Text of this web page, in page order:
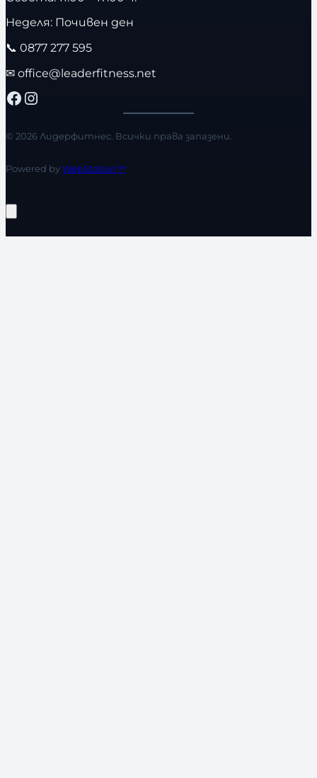
Неделя: Почивен ден
📞 0877 277 595
✉ office@leaderfitness.net
Facebook Instagram
© 2026 Лидерфитнес. Всички права запазени.
Powered byWebStation™